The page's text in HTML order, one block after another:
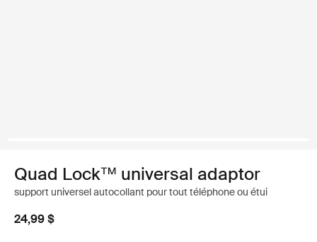
Quad Lock™ universal adaptor
support universel autocollant pour tout téléphone ou étui
24,99 $